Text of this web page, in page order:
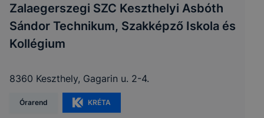
Zalaegerszegi SZC Keszthelyi Asbóth
Sándor Technikum, Szakképző Iskola és
Kollégium
8360 Keszthely, Gagarin u. 2-4.
Órarend KRÉTA